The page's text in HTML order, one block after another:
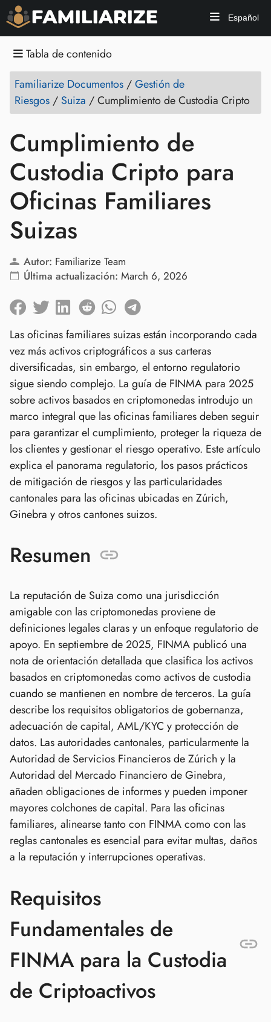
Español
Tabla de contenido
Familiarize Documentos /Gestión de
Riesgos / Suiza /Cumplimiento de Custodia Cripto
Cumplimiento de
Custodia Cripto para
Oficinas Familiares
Suizas
Autor: Familiarize Team
Última actualización: March 6, 2026
Las oficinas familiares suizas están incorporando cada
vez más activos criptográficos a sus carteras
diversificadas, sin embargo, el entorno regulatorio
sigue siendo complejo. La guía de FINMA para 2025
sobre activos basados en criptomonedas introdujo un
marco integral que las oficinas familiares deben seguir
para garantizar el cumplimiento, proteger la riqueza de
los clientes y gestionar el riesgo operativo. Este artículo
explica el panorama regulatorio, los pasos prácticos
de mitigación de riesgos y las particularidades
cantonales para las oficinas ubicadas en Zúrich,
Ginebra y otros cantones suizos.
Resumen
La reputación de Suiza como una jurisdicción
amigable con las criptomonedas proviene de
definiciones legales claras y un enfoque regulatorio de
apoyo. En septiembre de 2025, FINMA publicó una
nota de orientación detallada que clasifica los activos
basados en criptomonedas como activos de custodia
cuando se mantienen en nombre de terceros. La guía
describe los requisitos obligatorios de gobernanza,
adecuación de capital, AML/KYC y protección de
datos. Las autoridades cantonales, particularmente la
Autoridad de Servicios Financieros de Zúrich y la
Autoridad del Mercado Financiero de Ginebra,
añaden obligaciones de informes y pueden imponer
mayores colchones de capital. Para las oficinas
familiares, alinearse tanto con FINMA como con las
reglas cantonales es esencial para evitar multas, daños
a la reputación y interrupciones operativas.
Requisitos
Fundamentales de
FINMA para la Custodia
de Criptoactivos